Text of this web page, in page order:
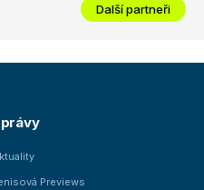
Další partneři
Previews